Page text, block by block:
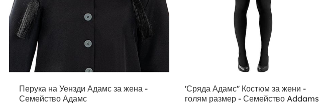
Перука на Уензди Адамс за жена -
Семейство Адамс
'Сряда Адамс'' Костюм за жени -
голям размер - Семейство Addams